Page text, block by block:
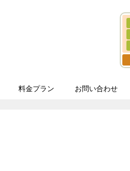
料金プラン お問い合わせ